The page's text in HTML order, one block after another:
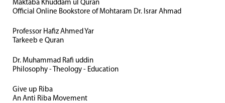
Maktaba Khuddam ul Quran
Official Online Bookstore of Mohtaram Dr. Israr Ahmad
Professor Hafiz Ahmed Yar
Tarkeeb e Quran
Dr. Muhammad Rafi uddin
Philosophy - Theology - Education
Give up Riba
An Anti Riba Movement